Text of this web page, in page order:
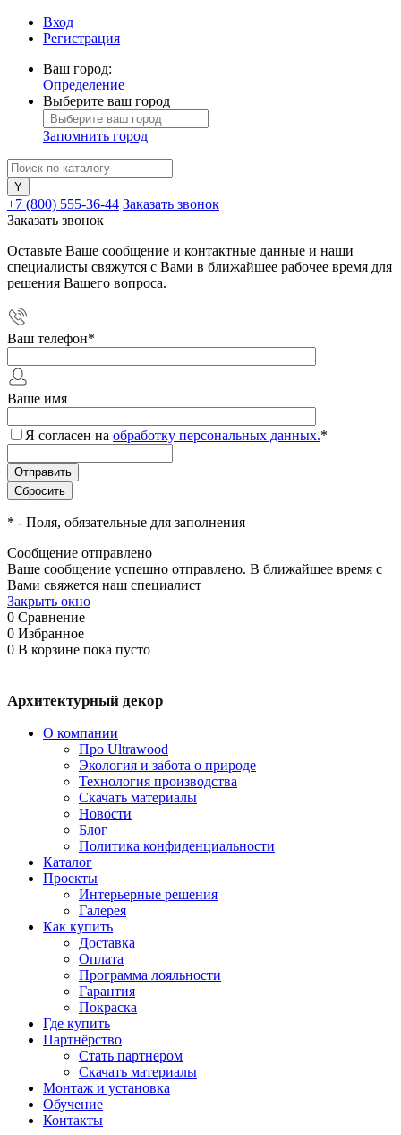
Вход
Регистрация
Ваш город:
Определение
Выберите ваш город
Запомнить город
+7 (800) 555-36-44 Заказать звонок
Заказать звонок
Оставьте Ваше сообщение и контактные данные и наши
специалисты свяжутся с Вами в ближайшее рабочее время для
решения Вашего вопроса.
Ваш телефон*
Ваше имя
Я согласен на обработку персональных данных.*
* - Поля, обязательные для заполнения
Сообщение отправлено
Ваше сообщение успешно отправлено. В ближайшее время с
Вами свяжется наш специалист
Закрыть окно
0 Сравнение
0 Избранное
0 В корзине пока пусто
Архитектурный декор
О компании
Про Ultrawood
Экология и забота о природе
Технология производства
Скачать материалы
Новости
Блог
Политика конфиденциальности
Каталог
Проекты
Интерьерные решения
Галерея
Как купить
Доставка
Оплата
Программа лояльности
Гарантия
Покраска
Где купить
Партнёрство
Стать партнером
Скачать материалы
Монтаж и установка
Обучение
Контакты